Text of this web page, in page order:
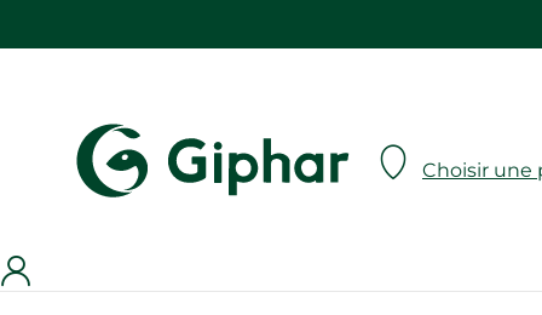
Choisir une